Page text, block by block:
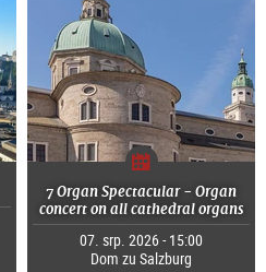
7 Organ Spectacular - Organ
concert on all cathedral organs
07. srp. 2026 - 15:00
Dom zu Salzburg